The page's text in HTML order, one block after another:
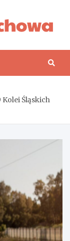
Śląskich